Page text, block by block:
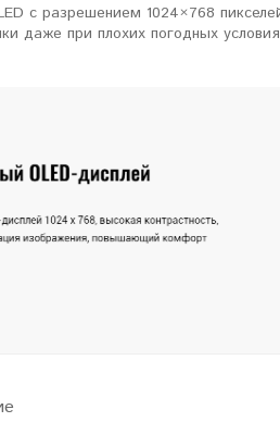
с разрешением 1024×768
даже при плохих погодных